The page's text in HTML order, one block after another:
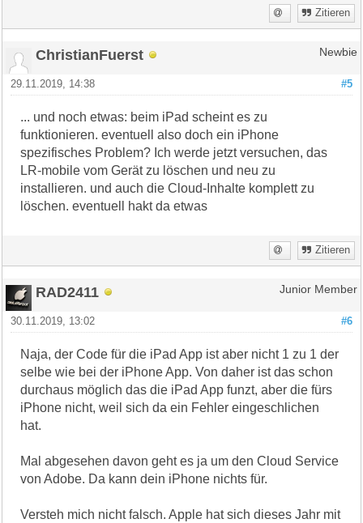
Zitieren
ChristianFuerst Newbie
#5
29.11.2019, 14:38
... und noch etwas: beim iPad scheint es zu
funktionieren. eventuell also doch ein iPhone
spezifisches Problem? Ich werde jetzt versuchen, das
LR-mobile vom Gerät zu löschen und neu zu
installieren. und auch die Cloud-Inhalte komplett zu
löschen. eventuell hakt da etwas
Zitieren
RAD2411 Junior Member
#6
30.11.2019, 13:02
Naja, der Code für die iPad App ist aber nicht 1 zu 1 der
selbe wie bei der iPhone App. Von daher ist das schon
durchaus möglich das die iPad App funzt, aber die fürs
iPhone nicht, weil sich da ein Fehler eingeschlichen
hat.
Mal abgesehen davon geht es ja um den Cloud Service
von Adobe. Da kann dein iPhone nichts für.
Versteh mich nicht falsch. Apple hat sich dieses Jahr mit